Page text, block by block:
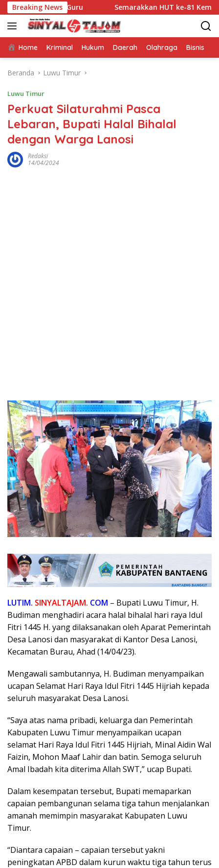
Langsung
ke
konten
Breaking News
Guru Semarakkan HUT ke-81 Kemerdekaan RI,
Home Kriminal Hukum Daerah Olahraga Bisnis
Beranda Luwu Timur
Luwu Timur
Perkuat Silaturahmi Pasca
Lebaran, Bupati Halal Bihalal
dengan Warga Lanosi
Redaksi
14/04/2024
LUTIM. SINYALTAJAM. COM – Bupati Luwu Timur, H.
Budiman menghadiri acara halal bihalal hari raya Idul
Fitri 1445 H. yang dilaksanakan oleh Aparat Pemerintah
Desa Lanosi dan masyarakat di Kantor Desa Lanosi,
Kecamatan Burau, Ahad (14/04/23).
Mengawali sambutannya, H. Budiman menyampaikan
ucapan Selamat Hari Raya Idul Fitri 1445 Hijriah kepada
seluruh masyarakat Desa Lanosi.
“Saya atas nama pribadi, keluarga dan Pemerintah
Kabupaten Luwu Timur menyampaikan ucapan
selamat Hari Raya Idul Fitri 1445 Hijriah, Minal Aidin Wal
Faizin, Mohon Maaf Lahir dan batin. Semoga seluruh
Amal Ibadah kita diterima Allah SWT,” ucap Bupati.
Dalam kesempatan tersebut, Bupati memaparkan
capaian pembangunan selama tiga tahun menjalankan
amanah memimpin masyarakat Kabupaten Luwu
Timur.
“Diantara capaian – capaian tersebut yakni
peningkatan APBD dalam kurun waktu tiga tahun terus